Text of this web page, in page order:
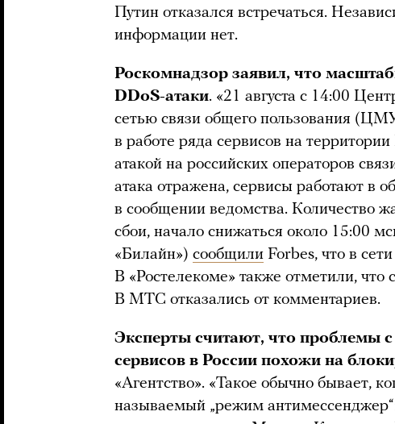
Путин отказался встречаться.
информации нет.
Роскомнадзор заявил, что
DDoS-атаки. «21 августа с 14:00
сетью связи общего пользования
в работе ряда сервисов на
атакой на российских операторов
атака отражена, сервисы работают в
в сообщении ведомства. Количество
сбои, начало снижаться около 15:00
«Билайн») сообщили Forbes, что в
В «Ростелекоме» также отметили, что
В МТС отказались от комментариев.
Эксперты считают, что проблемы
сервисов в России похожи на
«Агентство». «Такое обычно бывает,
называемый „режим